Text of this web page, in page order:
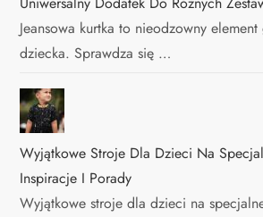
Jeansowa kurtka to nieodzowny
dziecka. Sprawdza się …
Wyjątkowe Stroje Dla Dzieci Na
Inspiracje I Porady
Wyjątkowe stroje dla dzieci na